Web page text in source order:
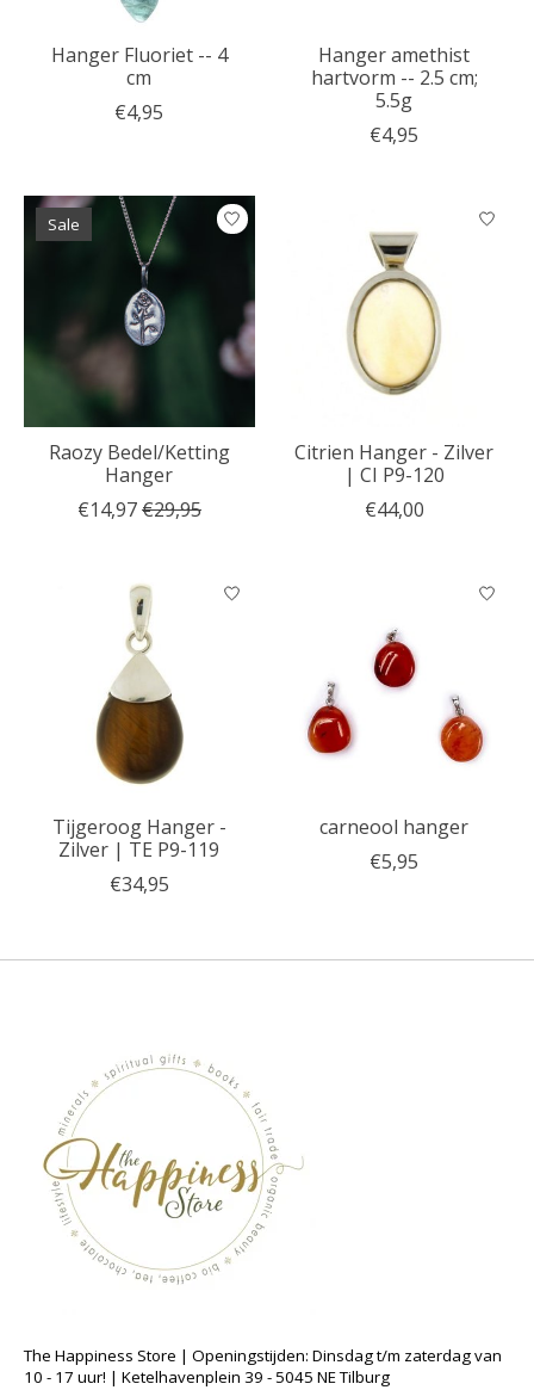
Hanger Fluoriet -- 4
cm
€4,95
Hanger amethist
hartvorm -- 2.5 cm;
5.5g
€4,95
Sale
Raozy Bedel/Ketting
Hanger
€14,97€29,95
Citrien Hanger - Zilver
| CI P9-120
€44,00
Tijgeroog Hanger -
Zilver | TE P9-119
€34,95
carneool hanger
€5,95
The Happiness Store | Openingstijden: Dinsdag t/m zaterdag van
10 - 17 uur! | Ketelhavenplein 39 - 5045 NE Tilburg